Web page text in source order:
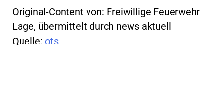
Original-Content von: Freiwillige Feuerwehr
Lage, übermittelt durch news aktuell
Quelle: ots